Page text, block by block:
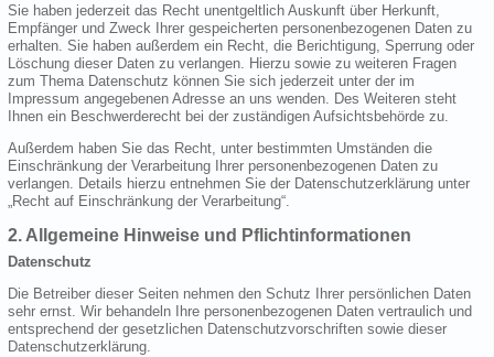
Sie haben jederzeit das Recht unentgeltlich Auskunft über Herkunft,
Empfänger und Zweck Ihrer gespeicherten personenbezogenen Daten zu
erhalten. Sie haben außerdem ein Recht, die Berichtigung, Sperrung oder
Löschung dieser Daten zu verlangen. Hierzu sowie zu weiteren Fragen
zum Thema Datenschutz können Sie sich jederzeit unter der im
Impressum angegebenen Adresse an uns wenden. Des Weiteren steht
Ihnen ein Beschwerderecht bei der zuständigen Aufsichtsbehörde zu.
Außerdem haben Sie das Recht, unter bestimmten Umständen die
Einschränkung der Verarbeitung Ihrer personenbezogenen Daten zu
verlangen. Details hierzu entnehmen Sie der Datenschutzerklärung unter
„Recht auf Einschränkung der Verarbeitung“.
2. Allgemeine Hinweise und Pflichtinformationen
Datenschutz
Die Betreiber dieser Seiten nehmen den Schutz Ihrer persönlichen Daten
sehr ernst. Wir behandeln Ihre personenbezogenen Daten vertraulich und
entsprechend der gesetzlichen Datenschutzvorschriften sowie dieser
Datenschutzerklärung.